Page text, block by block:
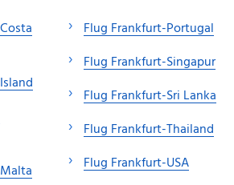
Flug Frankfurt-Portugal
Flug Frankfurt-Singapur
Flug Frankfurt-Sri Lanka
Flug Frankfurt-Thailand
Flug Frankfurt-USA